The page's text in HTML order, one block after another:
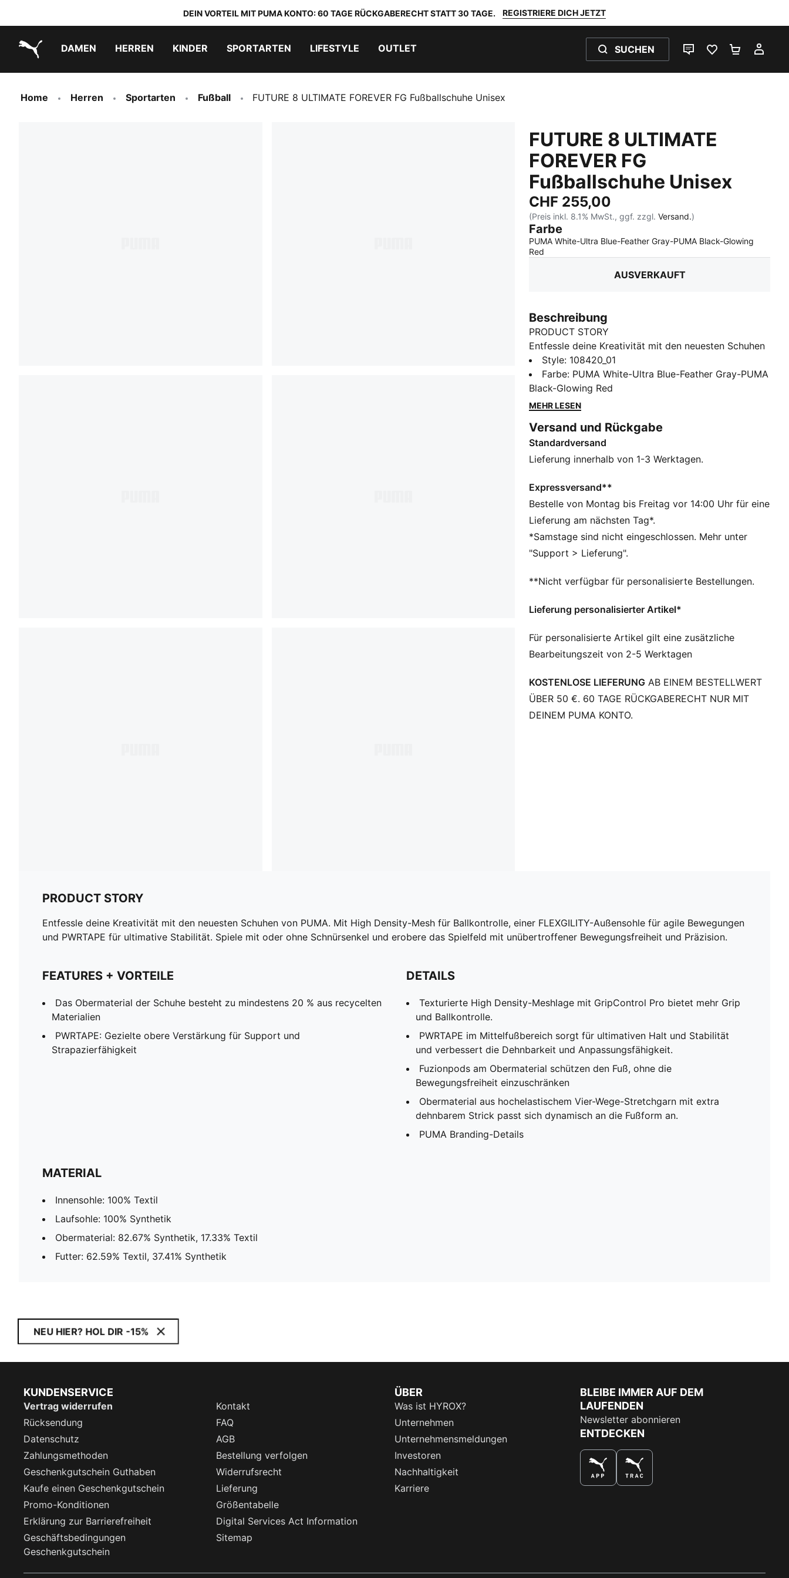
DEIN VORTEIL MIT PUMA KONTO: 60 TAGE RÜCKGABERECHT STATT 30 TAGE. REGISTRIERE DICH JETZT
DAMEN HERREN KINDER SPORTARTEN LIFESTYLE OUTLET SUCHEN
LIVE-CHATFAVORITEN 0
Home Herren Sportarten Fußball FUTURE 8 ULTIMATE FOREVER FG Fußballschuhe Unisex
FUTURE 8 ULTIMATE
FOREVER FG
Fußballschuhe Unisex
CHF 255,00
(Preis inkl. 8.1% MwSt., ggf. zzgl.Versand.)
Farbe
PUMA White-Ultra Blue-Feather Gray-PUMA Black-Glowing
Red
AUSVERKAUFT
Beschreibung
PRODUCT STORY
Entfessle deine Kreativität mit den neuesten Schuhen
von PUMA. Mit High Density-Mesh für Ballkontrolle,
einer FLEXGILITY-Außensohle für agile Bewegungen
und PWRTAPE für ultimative Stabilität. Spiele mit oder
ohne Schnürsenkel und erobere das Spielfeld mit
FEATURES + VORTEILE
Das Obermaterial der Schuhe besteht zu mindestens
20 % aus recycelten Materialien
und Strapazierfähigkeit
DETAILS
Texturierte High Density-Meshlage mit GripControl
Pro bietet mehr Grip und Ballkontrolle.
PWRTAPE im Mittelfußbereich sorgt für ultimativen
Halt und Stabilität und verbessert die Dehnbarkeit
Fuzionpods am Obermaterial schützen den Fuß, ohne
Obermaterial aus hochelastischem Vier-Wege-
dynamisch an die Fußform an.
PUMA Branding-Details
Style: 108420_01
Farbe: PUMA White-Ultra Blue-Feather Gray-PUMA
Black-Glowing Red
MEHR LESEN
Versand und Rückgabe
Standardversand
Lieferung innerhalb von 1-3 Werktagen.
Expressversand**
Bestelle von Montag bis Freitag vor 14:00 Uhr für eine
Lieferung am nächsten Tag*.
*Samstage sind nicht eingeschlossen. Mehr unter
"Support > Lieferung".
**Nicht verfügbar für personalisierte Bestellungen.
Lieferung personalisierter Artikel*
Für personalisierte Artikel gilt eine zusätzliche
Bearbeitungszeit von 2-5 Werktagen
KOSTENLOSE LIEFERUNG AB EINEM BESTELLWERT
ÜBER 50 €. 60 TAGE RÜCKGABERECHT NUR MIT
DEINEM PUMA KONTO.
PRODUCT STORY
Entfessle deine Kreativität mit den neuesten Schuhen von PUMA. Mit High Density-Mesh für Ballkontrolle, einer FLEXGILITY-Außensohle für agile Bewegungen
und PWRTAPE für ultimative Stabilität. Spiele mit oder ohne Schnürsenkel und erobere das Spielfeld mit unübertroffener Bewegungsfreiheit und Präzision.
FEATURES + VORTEILE
Das Obermaterial der Schuhe besteht zu mindestens 20 % aus recycelten
Materialien
PWRTAPE: Gezielte obere Verstärkung für Support und
Strapazierfähigkeit
DETAILS
Texturierte High Density-Meshlage mit GripControl Pro bietet mehr Grip
und Ballkontrolle.
PWRTAPE im Mittelfußbereich sorgt für ultimativen Halt und Stabilität
und verbessert die Dehnbarkeit und Anpassungsfähigkeit.
Fuzionpods am Obermaterial schützen den Fuß, ohne die
Bewegungsfreiheit einzuschränken
Obermaterial aus hochelastischem Vier-Wege-Stretchgarn mit extra
dehnbarem Strick passt sich dynamisch an die Fußform an.
PUMA Branding-Details
MATERIAL
Innensohle: 100% Textil
Laufsohle: 100% Synthetik
Obermaterial: 82.67% Synthetik, 17.33% Textil
Futter: 62.59% Textil, 37.41% Synthetik
NEU HIER? HOL DIR -15%
KUNDENSERVICE
Vertrag widerrufen
Kontakt
Rücksendung
FAQ
Datenschutz
AGB
Zahlungsmethoden
Bestellung verfolgen
Geschenkgutschein Guthaben
Widerrufsrecht
Kaufe einen Geschenkgutschein
Lieferung
Promo-Konditionen
Größentabelle
Erklärung zur Barrierefreiheit
Digital Services Act Information
Geschäftsbedingungen
Geschenkgutschein
Sitemap
ÜBER
Was ist HYROX?
Unternehmen
Unternehmensmeldungen
Investoren
Nachhaltigkeit
Karriere
BLEIBE IMMER AUF DEM
LAUFENDEN
Newsletter abonnieren
ENTDECKEN